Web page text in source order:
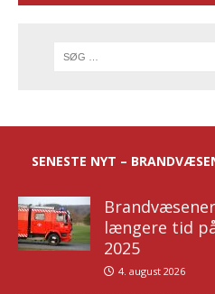
SENESTE NYT –
længere tid
2025
4. august 2026